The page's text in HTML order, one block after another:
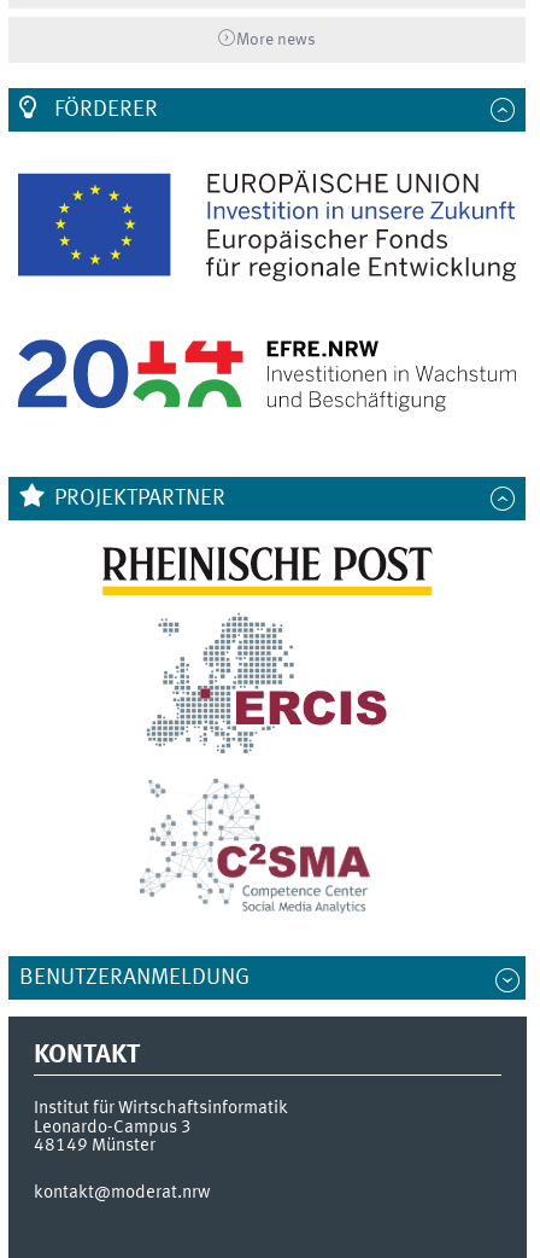
More news
FÖRDERER
PROJEKTPARTNER
BENUTZERANMELDUNG
KONTAKT
Institut für Wirtschaftsinformatik
Leonardo-Campus 3
48149 Münster
kontakt@moderat.nrw